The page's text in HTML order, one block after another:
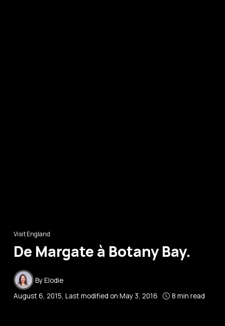
Visit England
De Margate à Botany Bay.
ByElodie
August 6, 2015, Last modified onMay 3, 2016 8 min read